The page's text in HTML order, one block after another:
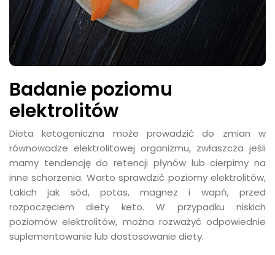
Badanie poziomu
elektrolitów
Dieta ketogeniczna może prowadzić do zmian w
równowadze elektrolitowej organizmu, zwłaszcza jeśli
mamy tendencję do retencji płynów lub cierpimy na
inne schorzenia. Warto sprawdzić poziomy elektrolitów,
takich jak sód, potas, magnez i wapń, przed
rozpoczęciem diety keto. W przypadku niskich
poziomów elektrolitów, można rozważyć odpowiednie
suplementowanie lub dostosowanie diety.